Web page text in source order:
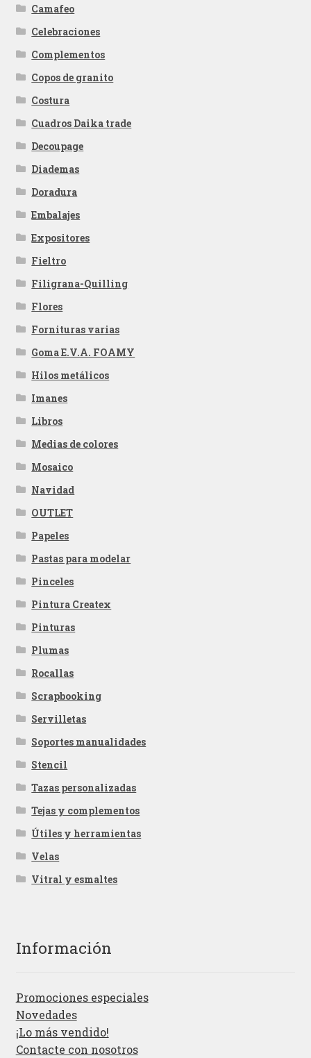
Camafeo
Celebraciones
Complementos
Copos de granito
Costura
Cuadros Daika trade
Decoupage
Diademas
Doradura
Embalajes
Expositores
Fieltro
Filigrana-Quilling
Flores
Fornituras varias
Goma E.V.A. FOAMY
Hilos metálicos
Imanes
Libros
Medias de colores
Mosaico
Navidad
OUTLET
Papeles
Pastas para modelar
Pinceles
Pintura Createx
Pinturas
Plumas
Rocallas
Scrapbooking
Servilletas
Soportes manualidades
Stencil
Tazas personalizadas
Tejas y complementos
Útiles y herramientas
Velas
Vitral y esmaltes
Información
Promociones especiales
Novedades
¡Lo más vendido!
Contacte con nosotros